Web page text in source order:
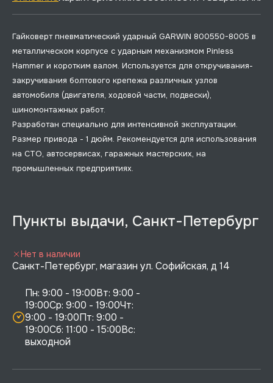
Гайковерт пневматический ударный GARWIN 800550-8005 в
металлическом корпусе с ударным механизмом Pinless
Hammer и коротким валом. Используется для откручивания-
закручивания болтового крепежа различных узлов
автомобиля (двигателя, ходовой части, подвески),
шиномонтажных работ.
Разработан специально для интенсивной эксплуатации.
Размер привода - 1 дюйм. Рекомендуется для использования
на СТО, автосервисах, гаражных мастерских, на
промышленных предприятиях.
Пункты выдачи, Санкт-Петербург
Санкт-Петербург, магазин ул. Софийская, д 14
Пн: 9:00 - 19:00Вт: 9:00 -
19:00Ср: 9:00 - 19:00Чт:
9:00 - 19:00Пт: 9:00 -
19:00Сб: 11:00 - 15:00Вс:
выходной
Нет в наличии